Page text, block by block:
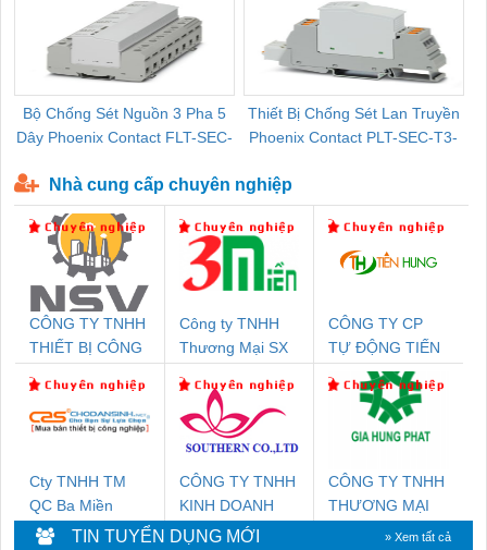
Bộ Chống Sét Nguồn 3 Pha 5
Dây Phoenix Contact FLT-SEC-
Thiết Bị Chống Sét Lan Truyền
Phoenix Contact PLT-SEC-T3-
Nhà cung cấp chuyên nghiệp
CÔNG TY TNHH
THIẾT BỊ CÔNG
SETSUBI VIỆT
NAM
Công ty TNHH
Thương Mại SX
CÔNG TY CP
TỰ ĐỘNG TIẾN
HƯNG
Cty TNHH TM
QC Ba Miền
CÔNG TY TNHH
KINH DOANH
DỊCH VỤ XNK
CÔNG TY TNHH
THƯƠNG MẠI
DỊCH VỤ KỸ
TIN TUYỂN DỤNG MỚI » Xem tất cả